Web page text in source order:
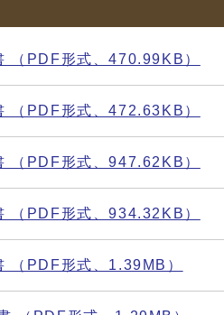
（PDF形式、470.99KB）
（PDF形式、472.63KB）
（PDF形式、947.62KB）
（PDF形式、934.32KB）
（PDF形式、1.39MB）